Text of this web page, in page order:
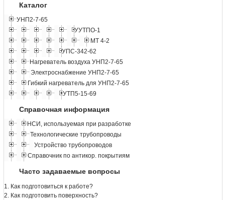
Каталог
УНП2-7-65
УУТПО-1
МТ 4-2
УПС-342-62
Нагреватель воздуха УНП2-7-65
Электроснабжение УНП2-7-65
Гибкий нагреватель для УНП2-7-65
УТП5-15-69
Справочная информация
НСИ, используемая при разработке
Технологические трубопроводы
Устройство трубопроводов
Справочник по антикор. покрытиям
Часто задаваемые вопросы
1. Как подготовиться к работе?
2. Как подготовить поверхность?